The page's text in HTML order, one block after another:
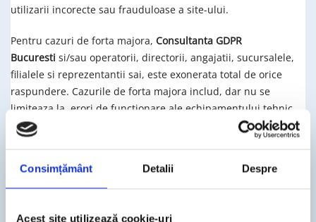
Consimțământ Detalii Despre
Acest site utilizează cookie-uri
utilizarii incorecte sau frauduloase a site-ului.
Pentru cazuri de forta majora, Consultanta GDPR
Bucuresti si/sau operatorii, directorii, angajatii, sucursalele,
filialele si reprezentantii sai, este exonerata total de orice
raspundere. Cazurile de forta majora includ, dar nu se
limiteaza la, erori de functionare ale echipamentului tehnic
alConsultanta GDPR Bucuresti
, lipsa functionarii conexiunii la
internet, lipsa functionarii conexiunilor de telefon, virusii
de operare, etc.